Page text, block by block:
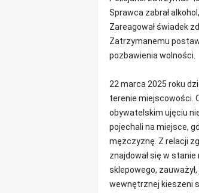
Sprawca zabrał
Zareagował świadek
Zatrzymanemu
pozbawienia wolności.
22 marca 2025 roku
terenie miejscowości.
obywatelskim ujęciu
pojechali na miejsce,
mężczyznę. Z relacji
znajdował się w
sklepowego,
wewnętrznej kieszeni